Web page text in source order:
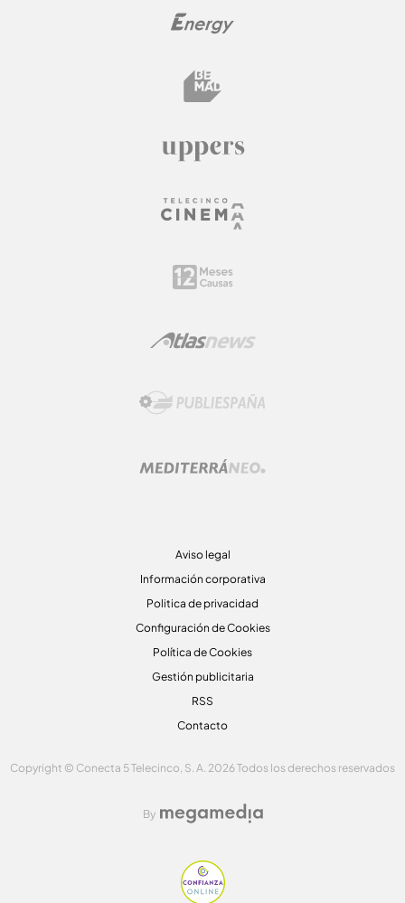
Aviso legal
Información corporativa
Politica de privacidad
Configuración de Cookies
Política de Cookies
Gestión publicitaria
RSS
Contacto
Copyright © Conecta 5 Telecinco, S. A. 2026 Todos los derechos reservados
By